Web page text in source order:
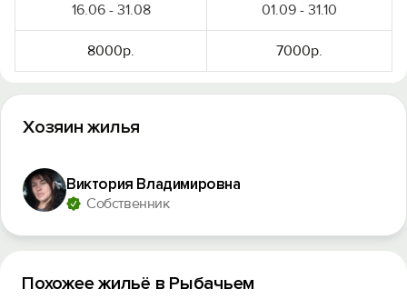
16.06 - 31.08 01.09 - 31.10
8000р. 7000р.
Хозяин жилья
Виктория Владимировна
Собственник
Похожее жильё в Рыбачьем